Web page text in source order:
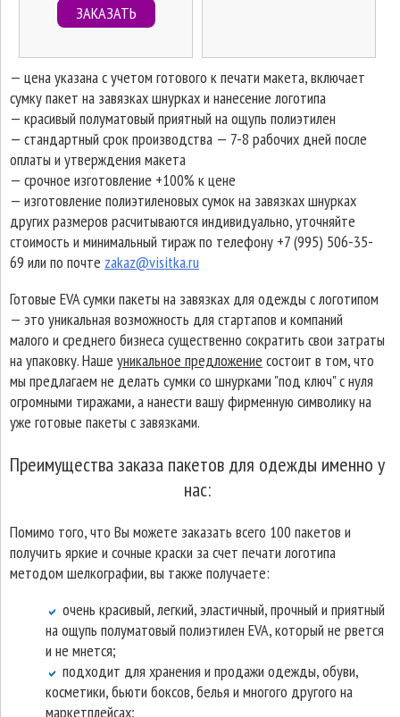
ЗАКАЗАТЬ
— цена указана с учетом готового к печати макета, включает
сумку пакет на завязках шнурках и нанесение логотипа
— красивый полуматовый приятный на ощупь полиэтилен
— стандартный срок производства — 7-8 рабочих дней после
оплаты и утверждения макета
— срочное изготовление +100% к цене
— изготовление полиэтиленовых сумок на завязках шнурках
других размеров расчитываются индивидуально, уточняйте
стоимость и минимальный тираж по телефону +7 (995) 506-35-
69 или по почте zakaz@visitka.ru
Готовые EVA сумки пакеты на завязках для одежды с логотипом
— это уникальная возможность для стартапов и компаний
малого и среднего бизнеса существенно сократить свои затраты
на упаковку. Наше уникальное предложение состоит в том, что
мы предлагаем не делать сумки со шнурками "под ключ" с нуля
огромными тиражами, а нанести вашу фирменную символику на
уже готовые пакеты с завязками.
Преимущества заказа пакетов для одежды именно у
нас:
Помимо того, что Вы можете заказать всего 100 пакетов и
получить яркие и сочные краски за счет печати логотипа
методом шелкографии, вы также получаете:
очень красивый, легкий, эластичный, прочный и приятный
на ощупь полуматовый полиэтилен EVA, который не рвется
и не мнется;
подходит для хранения и продажи одежды, обуви,
косметики, бьюти боксов, белья и многого другого на
маркетплейсах;